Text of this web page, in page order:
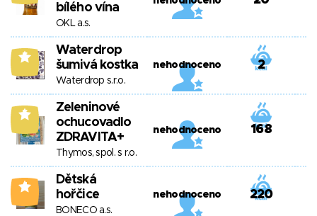
bílého vína
OKL a.s.
5
Waterdrop
šumivá kostka
Waterdrop s.r.o.
nehodnoceno 2
5
Zeleninové
ochucovadlo
ZDRAVITA+
Thymos, spol. s r.o.
nehodnoceno 168
4
Dětská
hořčice
BONECO a.s.
nehodnoceno 220